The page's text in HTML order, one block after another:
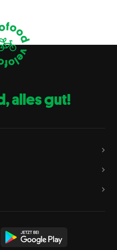
10 mg/kg oder 10 mg/l als
alles gut!